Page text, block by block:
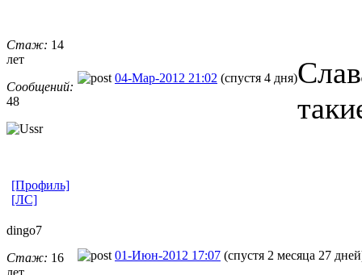
Стаж: 14
лет
Сообщений:
48
04-Мар-2012 21:02 (спустя 4 дня)
[Профиль]
[ЛС]
dingo7
Стаж: 16
лет
01-Июн-2012 17:07 (спустя 2 месяца 27